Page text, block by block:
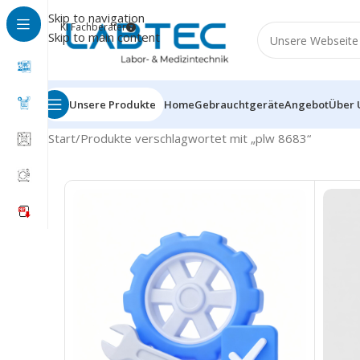
Skip to navigation
Skip to main content
KI Fachberater
Unsere Produkte HomeGebrauchtgeräteAngebotÜber
Start Produkte verschlagwortet mit „plw 8683“